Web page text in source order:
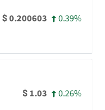
$0.200603 0.39%
$ 1.03 0.26%